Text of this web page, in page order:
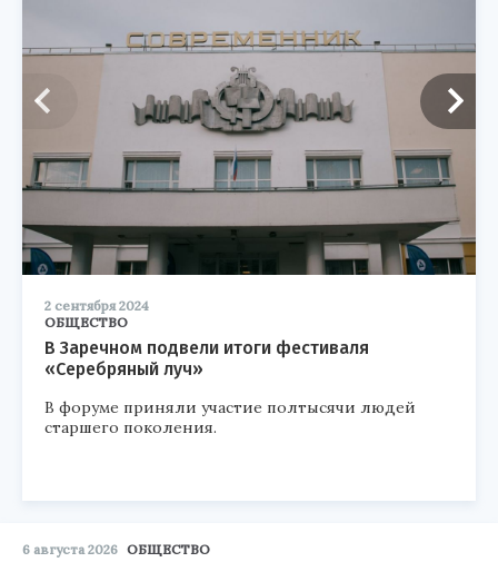
2 сентября 2024
ОБЩЕСТВО
В Заречном подвели итоги фестиваля
«Серебряный луч»
В форуме приняли участие полтысячи людей
старшего поколения.
6 августа 2026 ОБЩЕСТВО